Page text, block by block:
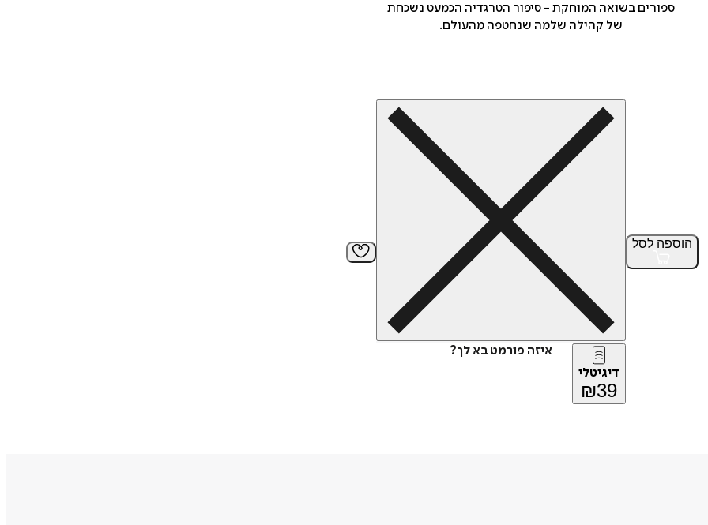
ספורים בשואה המוחקת - סיפור הטרגדיה הכמעט נשכחת
של קהילה שלמה שנחטפה מהעולם.
הוספה לסל
איזה פורמט בא לך?
דיגיטלי
₪39